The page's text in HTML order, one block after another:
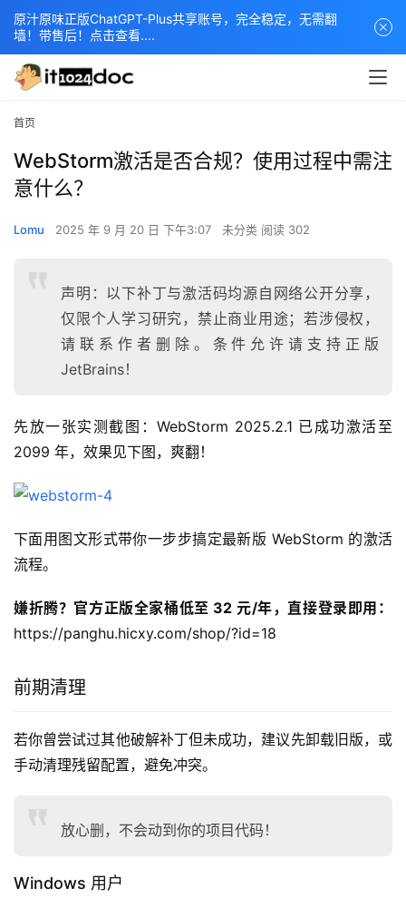
首页
WebStorm激活是否合规？使用过程中需注
意什么？
Lomu 2025 年 9 月 20 日 下午3:07 未分类 阅读 302
声明：以下补丁与激活码均源自网络公开分享，
仅限个人学习研究，禁止商业用途；若涉侵权，
请联系作者删除。条件允许请支持正版
JetBrains！
先放一张实测截图：WebStorm 2025.2.1 已成功激活至
2099 年，效果见下图，爽翻！
下面用图文形式带你一步步搞定最新版 WebStorm 的激活
流程。
嫌折腾？官方正版全家桶低至 32 元/年，直接登录即用：
https://panghu.hicxy.com/shop/?id=18
前期清理
若你曾尝试过其他破解补丁但未成功，建议先卸载旧版，或
手动清理残留配置，避免冲突。
放心删，不会动到你的项目代码！
Windows 用户
原汁原味正版ChatGPT-Plus共享账号，完全稳定，无需翻
墙！带售后！点击查看....